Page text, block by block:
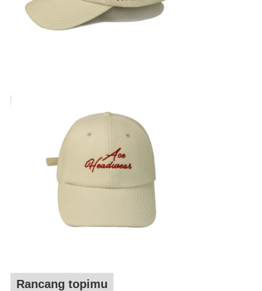
Rancang topimu